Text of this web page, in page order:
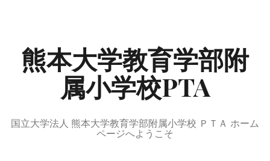
熊本大学教育学部附
属小学校PTA
国立大学法人 熊本大学教育学部附属小学校 ＰＴＡ ホーム
ページへようこそ